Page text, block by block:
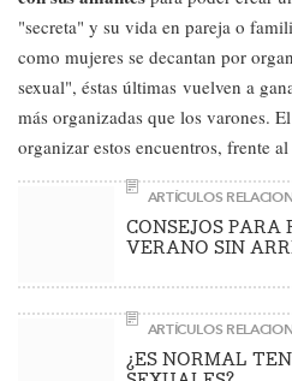
"secreta" y su vida en pareja o
como mujeres se decantan por
sexual", éstas últimas vuelven a
más organizadas que los varones.
organizar estos encuentros, frente
ARTÍCULOS
CONSEJOS PARA
VERANO SIN
ARTÍCULOS
¿ES NORMAL